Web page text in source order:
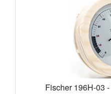
Fischer 196H-03